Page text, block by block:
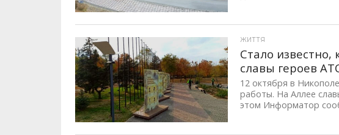
ЖИТТЯ
Стало
славы героев
12 октября в
работы. На Аллее
этом Информатор